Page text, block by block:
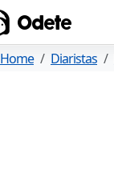
Odete
Home Diaristas